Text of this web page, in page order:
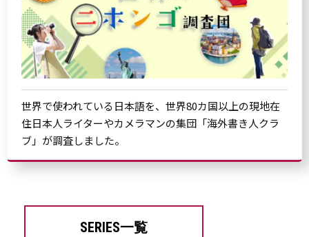
世界で使われている日本語を、世界80カ国以上の現地在
住日本人ライターやカメラマンの集団「海外書き人クラ
ブ」が調査しました。
SERIES一覧